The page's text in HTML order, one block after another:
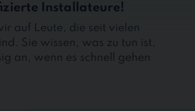
Installateure!
auf Leute, die seit vielen
Sie wissen, was zu tun ist,
an, wenn es schnell gehen